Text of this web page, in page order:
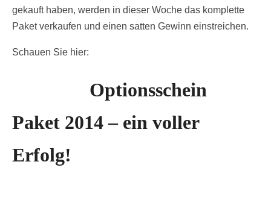
gekauft haben, werden in dieser Woche das komplette
Paket verkaufen und einen satten Gewinn einstreichen.
Schauen Sie hier:
Optionsschein
Paket 2014 – ein voller
Erfolg!